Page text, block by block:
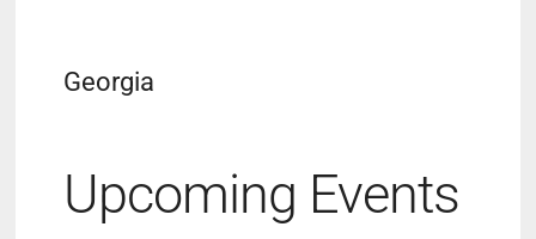
Georgia
Upcoming Events